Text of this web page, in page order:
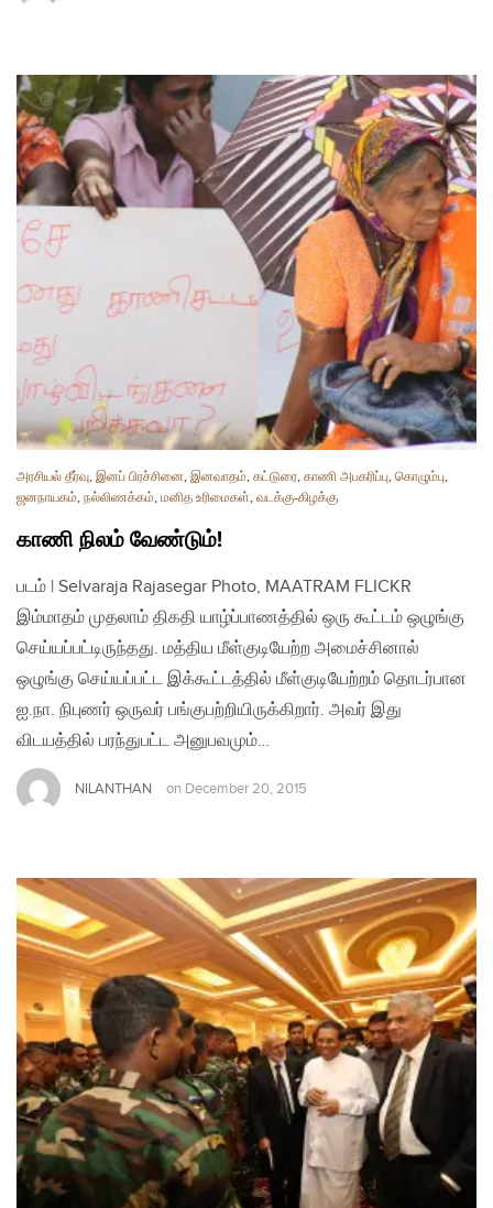
அரசியல் தீர்வு, இனப் பிரச்சினை, இனவாதம், கட்டுரை, காணி அபகரிப்பு, கொழும்பு,
ஜனநாயகம், நல்லிணக்கம், மனித உரிமைகள், வடக்கு-கிழக்கு
காணி நிலம் வேண்டும்!
படம் | Selvaraja Rajasegar Photo, MAATRAM FLICKR
இம்மாதம் முதலாம் திகதி யாழ்ப்பாணத்தில் ஒரு கூட்டம் ஒழுங்கு
செய்யப்பட்டிருந்தது. மத்திய மீள்குடியேற்ற அமைச்சினால்
ஒழுங்கு செய்யப்பட்ட இக்கூட்டத்தில் மீள்குடியேற்றம் தொடர்பான
ஐ.நா. நிபுணர் ஒருவர் பங்குபற்றியிருக்கிறார். அவர் இது
விடயத்தில் பரந்துபட்ட அனுபவமும்…
NILANTHAN on December 20, 2015